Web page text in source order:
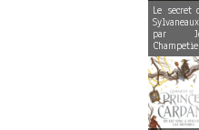
Le secret
Sylvaneaux
par